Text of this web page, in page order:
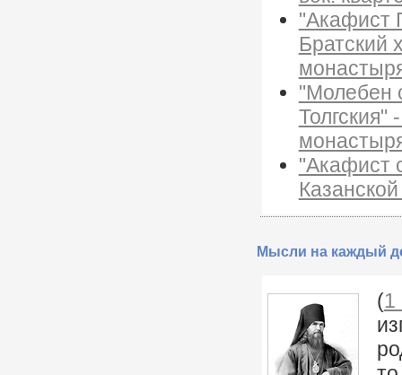
"Акафист
Братский
"Молебен
Толгския"
"Акафист
Мысли на каждый
(